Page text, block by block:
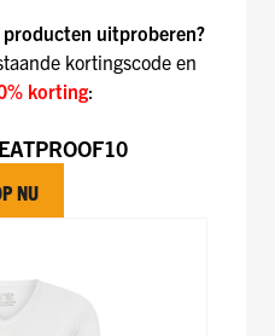
uitproberen?
kortingscode en
korting:
NU